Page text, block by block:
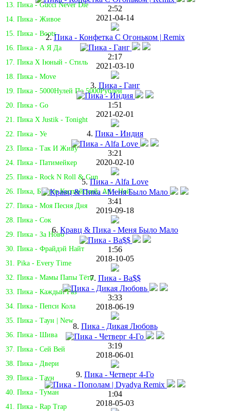
13. Пика - Gucci Never Die
14. Пика - Живое
15. Пика - Boots
16. Пика - А Я Да
17. Пика Х Iюный - Стиль
18. Пика - Move
19. Пика - 5000Нулей По 5000Рублей
20. Пика - Go
21. Пика X Justik - Tonight
22. Пика - Уе
23. Пика - Так И Живу
24. Пика - Патимейкер
25. Пика - Rock N Roll & Gun
26. Пика, Брутто Каспийский, Atl - Ной
27. Пика - Моя Песня Дня
28. Пика - Сок
29. Пика - За Ново
30. Пика - Фрайдэй Найт
31. Pika - Every Time
32. Пика - Мамы Папы Тёти
33. Пика - Каждый Раз
34. Пика - Пепси Кола
35. Пика - Таун | New
36. Пика - Шива
37. Пика - Сей Вей
38. Пика - Двери
39. Пика - Таун
40. Пика - Туман
41. Пика - Rap Trap
2:52
2021-04-14
2.Пика - Конфетка С Огоньком | Remix
2:17
2021-03-10
3. Пика - Ганг
1:51
2021-02-01
4. Пика - Индия
3:21
2020-02-10
5.Пика - Alfa Love
3:41
2019-09-18
6. Кравц & Пика - Меня Было Мало
1:56
2018-10-05
7. Пика - Ba$$
3:33
2018-06-19
8. Пика - Дикая Любовь
3:19
2018-06-01
9. Пика - Четверг 4-Го
1:04
2018-05-03